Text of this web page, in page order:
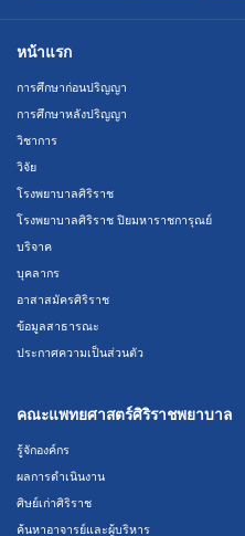
หน้าแรก
การศึกษาก่อนปริญญา
การศึกษาหลังปริญญา
วิชาการ
วิจัย
โรงพยาบาลศิริราช
โรงพยาบาลศิริราช ปิยมหาราชการุณย์
บริจาค
บุคลากร
อาสาสมัครศิริราช
ข้อมูลสาธารณะ
ประกาศความเป็นส่วนตัว
คณะแพทยศาสตร์ศิริราชพยาบาล
รู้จักองค์กร
ผลการดำเนินงาน
ศิษย์เก่าศิริราช
ค้นหาอาจารย์และผู้บริหาร